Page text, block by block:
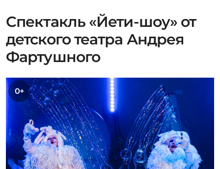
Спектакль «Йети-шоу» от
детского театра Андрея
Фартушного
0+